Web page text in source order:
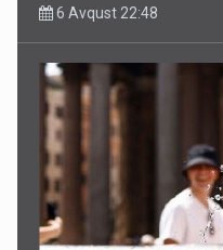
6 Avqust 22:48